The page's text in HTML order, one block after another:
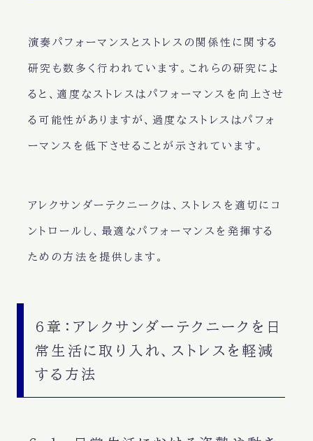
演奏パフォーマンスとストレスの関係性に関する
研究も数多く行われています。これらの研究によ
ると、適度なストレスはパフォーマンスを向上させ
る可能性がありますが、過度なストレスはパフォ
ーマンスを低下させることが示されています。
アレクサンダーテクニークは、ストレスを適切にコ
ントロールし、最適なパフォーマンスを発揮する
ための方法を提供します。
6章：アレクサンダーテクニークを日
常生活に取り入れ、ストレスを軽減
する方法